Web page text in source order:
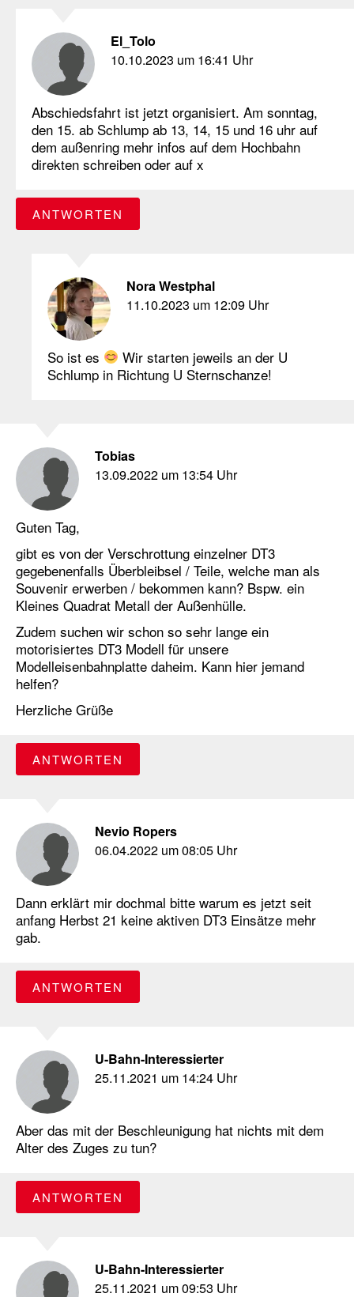
El_Tolo
10.10.2023 um 16:41 Uhr
Abschiedsfahrt ist jetzt organisiert. Am sonntag,
den 15. ab Schlump ab 13, 14, 15 und 16 uhr auf
dem außenring mehr infos auf dem Hochbahn
direkten schreiben oder auf x
ANTWORTEN
Nora Westphal
11.10.2023 um 12:09 Uhr
So ist es
Wir starten jeweils an der U
Schlump in Richtung U Sternschanze!
Tobias
13.09.2022 um 13:54 Uhr
Guten Tag,
gibt es von der Verschrottung einzelner DT3
gegebenenfalls Überbleibsel / Teile, welche man als
Souvenir erwerben / bekommen kann? Bspw. ein
Kleines Quadrat Metall der Außenhülle.
Zudem suchen wir schon so sehr lange ein
motorisiertes DT3 Modell für unsere
Modelleisenbahnplatte daheim. Kann hier jemand
helfen?
Herzliche Grüße
ANTWORTEN
Nevio Ropers
06.04.2022 um 08:05 Uhr
Dann erklärt mir dochmal bitte warum es jetzt seit
anfang Herbst 21 keine aktiven DT3 Einsätze mehr
gab.
ANTWORTEN
U-Bahn-Interessierter
25.11.2021 um 14:24 Uhr
Aber das mit der Beschleunigung hat nichts mit dem
Alter des Zuges zu tun?
ANTWORTEN
U-Bahn-Interessierter
25.11.2021 um 09:53 Uhr